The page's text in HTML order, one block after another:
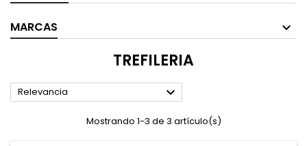
MARCAS
TREFILERIA
Relevancia 
Mostrando 1-3 de 3 artículo(s)